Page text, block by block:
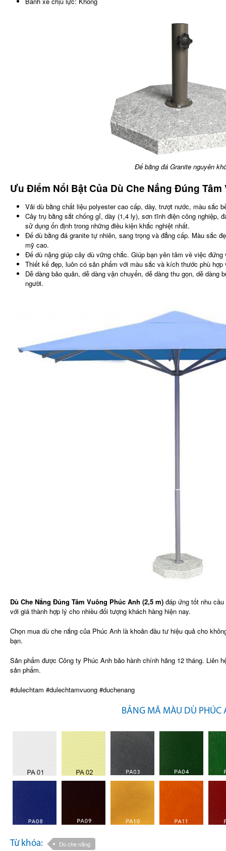
Đế bằng đá Granite nguyên
Ưu Điểm Nổi Bật Của Dù Che Nắng Đúng
Vải dù bằng chất liệu polyester cao cấp, dày, trượt nước, màu sắc
Cây trụ bằng sắt chống gỉ, dày (1,4 ly), sơn tĩnh điện công nghiệp,
sử dụng ổn định trong những điều kiện khắc nghiệt nhất.
Đế dù bằng đá granite tự nhiên, sang trọng và đẳng cấp. Màu sắc
mỹ cao.
Đế dù nặng giúp cây dù vững chắc. Giúp bạn yên tâm về việc
Thiết kế đẹp, luôn có sản phẩm với màu sắc và kích thước phù hợp
Dễ dàng bảo quản, dễ dàng vận chuyển, dễ dàng thu gọn, dễ dàng
người.
Dù Che Nắng Đúng Tâm Vuông Phúc Anh (2,5 m) đáp ứng tốt nhu
với giá thành hợp lý cho nhiều đối tượng khách hàng hiện nay.
Chọn mua dù che nắng của Phúc Anh là khoản đầu tư hiệu quả cho
bạn.
Sản phẩm được Công ty Phúc Anh bảo hành chính hãng 12 tháng. Liên
sản phẩm.
#dulechtam #dulechtamvuong #duchenang
BẢNG MÃ MÀU DÙ PHÚC
Từ khóa: Dù che nắng